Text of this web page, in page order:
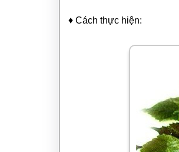
♦ Cách thực hiện: